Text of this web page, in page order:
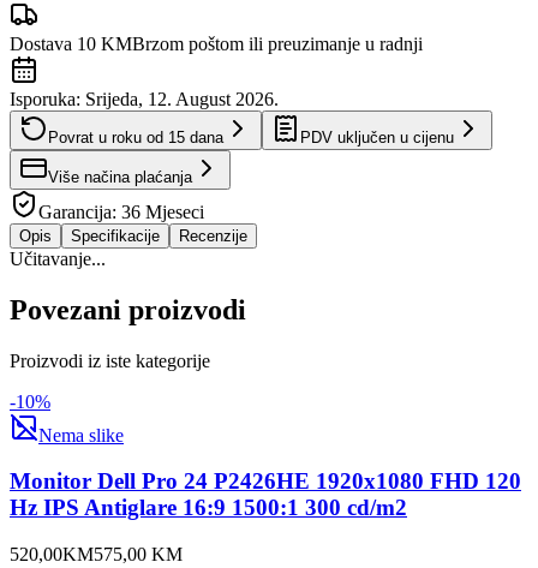
Dostava 10 KMBrzom poštom ili preuzimanje u radnji
Isporuka: Srijeda, 12. August 2026.
Povrat u roku od 15 dana PDV uključen u cijenu
Više načina plaćanja
Garancija: 36 Mjeseci
Opis Specifikacije Recenzije
Učitavanje...
Povezani proizvodi
Proizvodi iz iste kategorije
-10%
Nema slike
Monitor Dell Pro 24 P2426HE 1920x1080 FHD 120
Hz IPS Antiglare 16:9 1500:1 300 cd/m2
520,00KM575,00 KM